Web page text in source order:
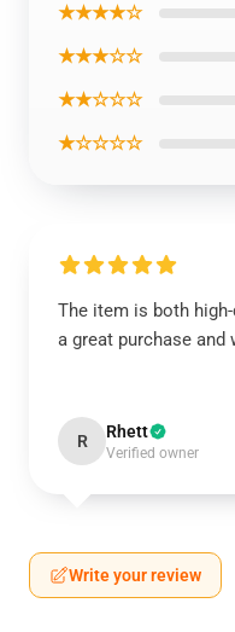
★★★★☆
★★★☆☆
★★☆☆☆
★☆☆☆☆
The item is both
a great purchase and
R Rhett
Verified owner
Write your review